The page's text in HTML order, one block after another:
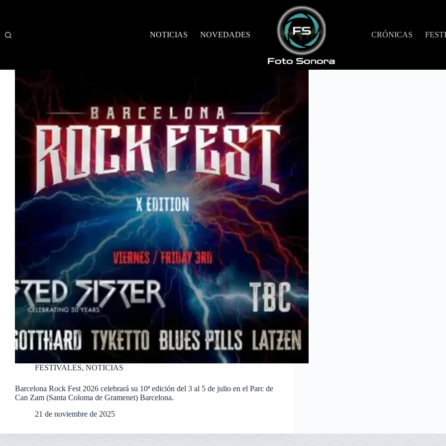
NOTICIAS
NOVEDADES CRÓNICAS
FESTIVALES, NOTICIAS
Barcelona Rock Fest 2026 celebrará su 10ª edición del 3 al 5 de julio en el Parc de
Can Zam (Santa Coloma de Gramenet) Barcelona.
21 de noviembre de 2025